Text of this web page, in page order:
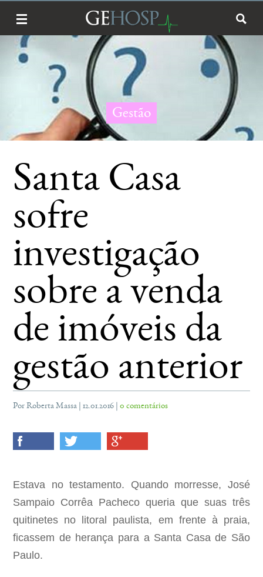
Gestão
Santa Casa
sofre
investigação
sobre a venda
de imóveis da
gestão anterior
Por Roberta Massa | 12.01.2016 |0 comentários
Estava no testamento. Quando morresse, José
Sampaio Corrêa Pacheco queria que suas três
quitinetes no litoral paulista, em frente à praia,
ficassem de herança para a Santa Casa de São
Paulo.